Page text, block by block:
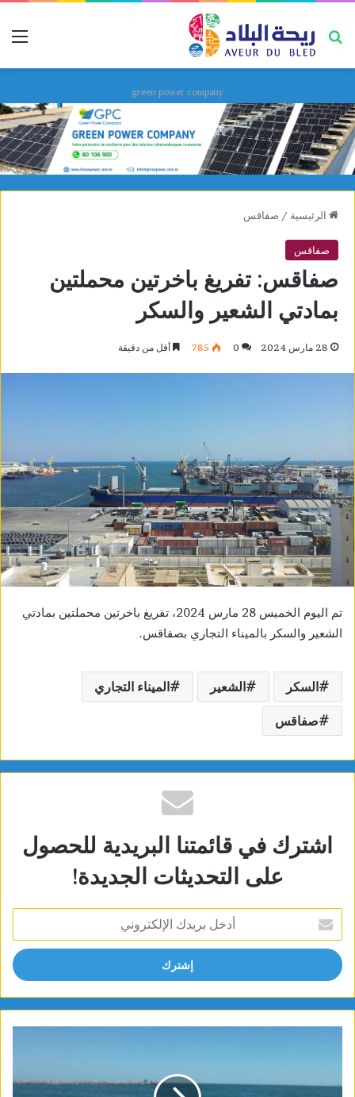
بحث عن
green power company
الرئيسية / صفاقس
صفاقس
صفاقس: تفريغ باخرتين محملتين
بمادتي الشعير والسكر
28 مارس 2024 0
785 أقل من دقيقة
تم اليوم الخميس 28 مارس 2024، تفريغ باخرتين محملتين بمادتي
الشعير والسكر بالميناء التجاري بصفاقس.
السكر الشعير الميناء التجاري
صفاقس
اشترك في قائمتنا البريدية للحصول
على التحديثات الجديدة!
بريدك
الإلكتروني